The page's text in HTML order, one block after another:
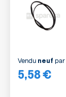
5,58 €
Vendu neuf par